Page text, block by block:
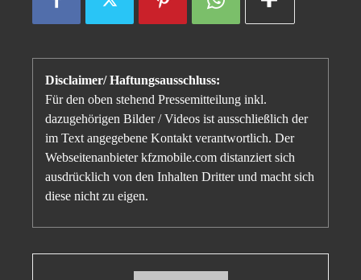
Disclaimer/ Haftungsausschluss:
Für den oben stehend Pressemitteilung inkl.
dazugehörigen Bilder / Videos ist ausschließlich der
im Text angegebene Kontakt verantwortlich. Der
Webseitenanbieter kfzmobile.com distanziert sich
ausdrücklich von den Inhalten Dritter und macht sich
diese nicht zu eigen.